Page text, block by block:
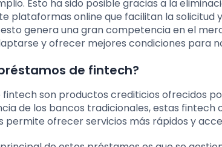
Esto ha sido posible gracias a la
plataformas online que facilitan la solicitud
esto genera una gran competencia en el
y ofrecer mejores condiciones para
de fintech?
fintech son productos crediticios ofrecidos
de los bancos tradicionales, estas
permite ofrecer servicios más rápidos y